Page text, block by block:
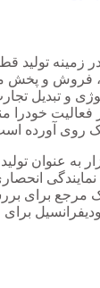
ای ۳۰ ساله در
فروش و پخش
و تبدیل
خودرا
روی آورده
به عنوان تولید
تامین کننده کالا و با داشتن
یک مرجع برای
برای